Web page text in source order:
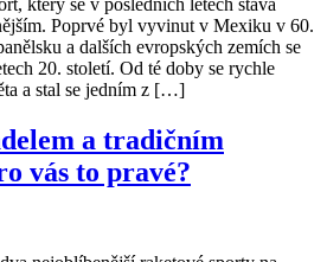
Poprvé byl vyvinut v Mexiku v 60.
a dalších evropských zemích se
20. století. Od té doby se rychle
a stal se jedním z […]
a tradičním
vás to pravé?